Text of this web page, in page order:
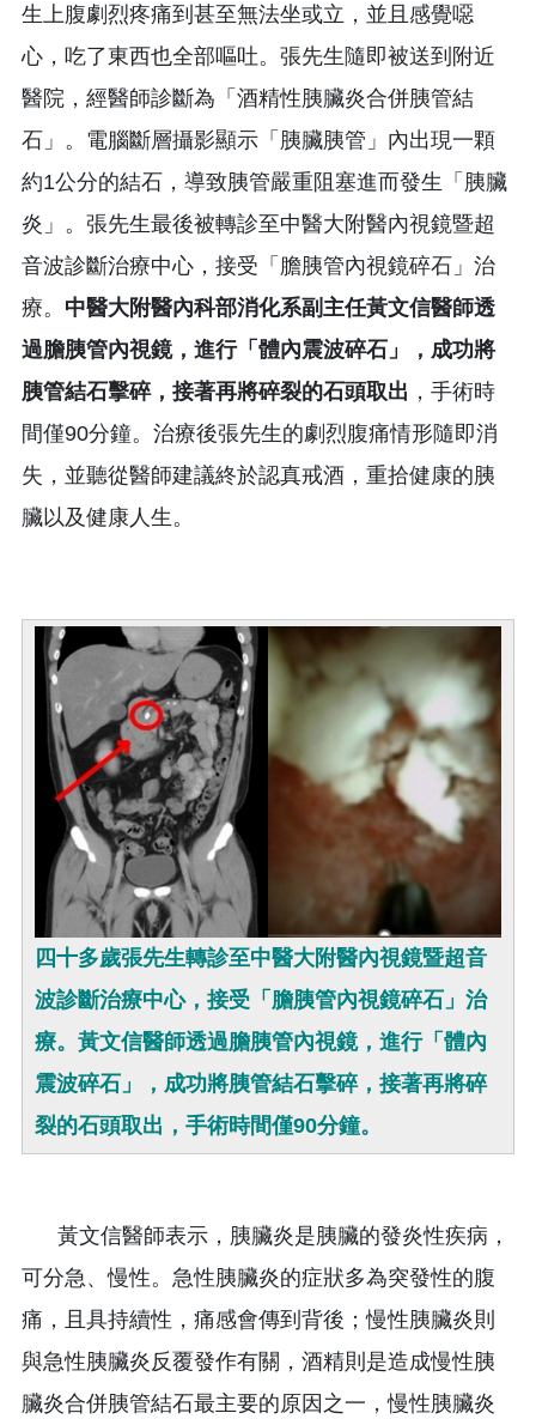
生上腹劇烈疼痛到甚至無法坐或立，並且感覺噁
心，吃了東西也全部嘔吐。張先生隨即被送到附近
醫院，經醫師診斷為「酒精性胰臟炎合併胰管結
石」。電腦斷層攝影顯示「胰臟胰管」內出現一顆
約1公分的結石，導致胰管嚴重阻塞進而發生「胰臟
炎」。張先生最後被轉診至中醫大附醫內視鏡暨超
音波診斷治療中心，接受「膽胰管內視鏡碎石」治
療。 中醫大附醫內科部消化系副主任黃文信醫師透
過膽胰管內視鏡，進行「體內震波碎石」，成功將
胰管結石擊碎，接著再將碎裂的石頭取出 ，手術時
間僅90分鐘。治療後張先生的劇烈腹痛情形隨即消
失，並聽從醫師建議終於認真戒酒，重拾健康的胰
臟以及健康人生。
四十多歲張先生轉診至中醫大附醫內視鏡暨超音
波診斷治療中心，接受「膽胰管內視鏡碎石」治
療。黃文信醫師透過膽胰管內視鏡，進行「體內
震波碎石」，成功將胰管結石擊碎，接著再將碎
裂的石頭取出，手術時間僅90分鐘。
黃文信醫師表示，胰臟炎是胰臟的發炎性疾病，
可分急、慢性。急性胰臟炎的症狀多為突發性的腹
痛，且具持續性，痛感會傳到背後；慢性胰臟炎則
與急性胰臟炎反覆發作有關，酒精則是造成慢性胰
臟炎合併胰管結石最主要的原因之一，慢性胰臟炎